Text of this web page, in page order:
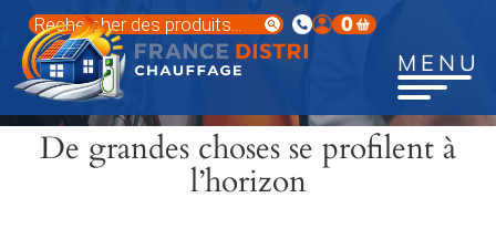
contenu
principal
Recherche
de
produits
0
MENU
De grandes choses se profilent à
l’horizon